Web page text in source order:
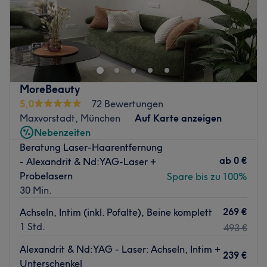
Mein Studio NATA·LUX Beauty & Training liegt im
charmanten Münchner Stadtteil Haidhausen, nur wenige
Gehminuten vom Ostbahnhof entfernt. Dank der
hervorragenden Verkehrsanbindung mit U-Bahn, S-Bahn,
Bus und Tram ist das Studio aus allen Teilen Münchens
bequem erreichbar.
Zurück zur Salonansicht
MoreBeauty
5,0
72 Bewertungen
Maxvorstadt, München
Auf Karte anzeigen
Nebenzeiten
Beratung Laser-Haarentfernung
- Alexandrit & Nd:YAG-Laser +
Probelasern
30 Min.
ab 0 €
Spare bis zu 100%
Achseln, Intim (inkl. Pofalte), Beine komplett
1 Std.
269 €
493 €
Alexandrit & Nd:YAG - Laser: Achseln, Intim +
Unterschenkel
239 €